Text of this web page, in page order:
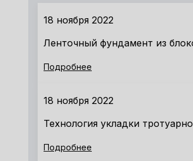
18 ноября 2022
Ленточный фундамент из
Подробнее
18 ноября 2022
Технология укладки
Подробнее